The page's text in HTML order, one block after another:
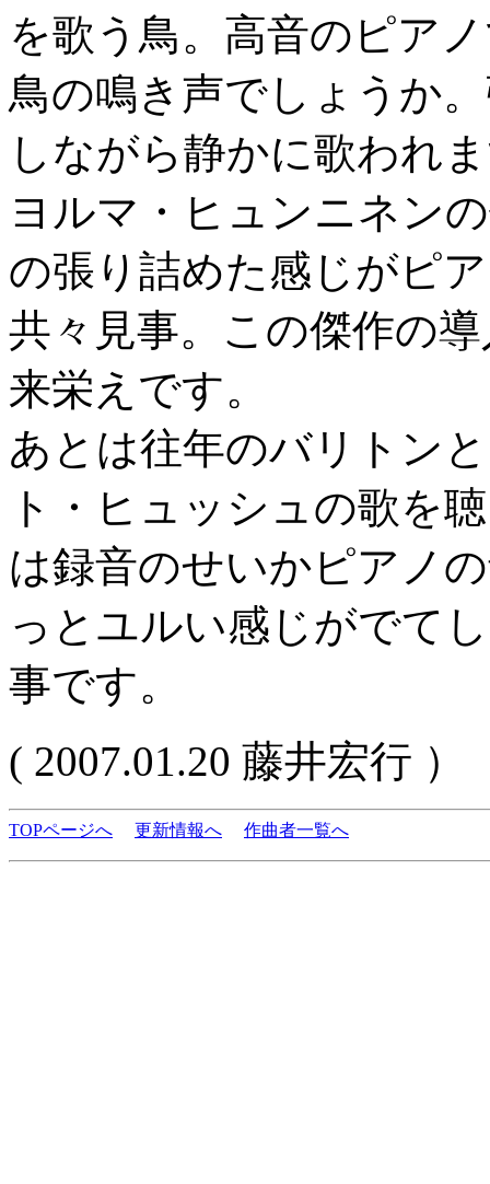
を歌う鳥。高音のピア
鳥の鳴き声でしょうか
しながら静かに歌われ
ヨルマ・ヒュンニネン
の張り詰めた感じがピ
共々見事。この傑作の
来栄えです。
あとは往年のバリトン
ト・ヒュッシュの歌を
は録音のせいかピアノ
っとユルい感じがでて
事です。
( 2007.01.20 藤井宏行 ）
TOPページへ 更新情報へ 作曲者一覧へ